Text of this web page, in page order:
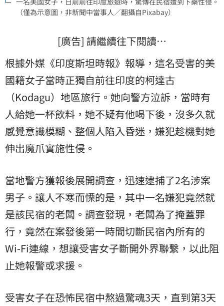
（僅為示意圖，非新聞中當事人／翻攝自Pixabay）
[廣告] 請繼續往下閱讀…
根據外媒《印度斯坦時報》報導，這名受害的美
國籍女子當時正獨自前往印度的柯達古
（Kodagu）地區旅行。她向警方泣訴，當時有
人給她一杯飲料，她不疑有他喝下後，沒多久就
感覺意識模糊、整個人陷入昏迷，嫌犯趁機對她
伸出魔爪實施性侵。
當地警方獲報後展開調查，迅速逮捕了2名涉案
男子。讓人不寒而慄的是，其中一名嫌犯竟然就
是該民宿的老闆。調查發現，老闆為了掩蓋罪
行，竟然在案發後第一時間切斷民宿內所有的
Wi-Fi連線，想讓受害女子斷開外界聯繫，以此阻
止她報警或求援。
受害女子在恐怖民宿中熬過驚魂3天，直到第3天